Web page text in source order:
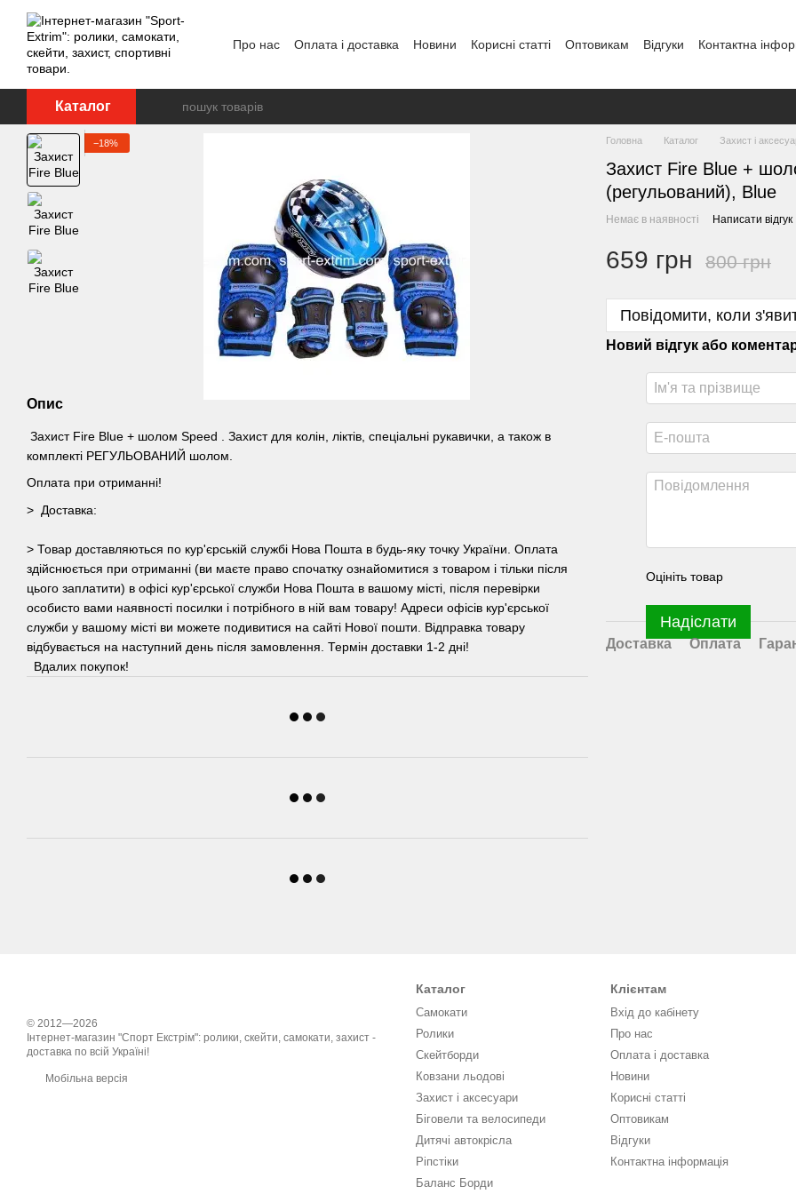
Перейти до основного контенту
Про нас Оплата і доставка Новини Кориcні статті Оптовикам Відгуки Контактна
Каталог
−18%
Опис
Захист Fire Blue + шолом Speed . Захист для колін, ліктів, спеціальні рукавички, а також в
комплекті РЕГУЛЬОВАНИЙ шолом.
Оплата при отриманні!
> Доставка:
> Товар доставляються по кур'єрській службі Нова Пошта в будь-яку точку України. Оплата
здійснюється при отриманні (ви маєте право спочатку ознайомитися з товаром і тільки після
цього заплатити) в офісі кур'єрської служби Нова Пошта в вашому місті, після перевірки
особисто вами наявності посилки і потрібного в ній вам товару! Адреси офісів кур'єрської
служби у вашому місті ви можете подивитися на сайті Нової пошти. Відправка товару
відбувається на наступний день після замовлення. Термін доставки 1-2 дні!
Вдалих покупок!
Головна Каталог Захист і
Захист Fire Blue +
(регульований), Blue
Немає в наявності Написати відгук
659 грн 800 грн
Повідомити, коли
Новий відгук або
Оцініть товар
Надіслати
Доставка Оплата
© 2012—2026
Інтернет-магазин "Спорт Екстрім": ролики, скейти, самокати, захист -
доставка по всій Україні!
Мобільна версія
Каталог
Самокати
Ролики
Скейтборди
Ковзани льодові
Захист і аксесуари
Біговели та велосипеди
Дитячі автокрісла
Ріпстіки
Баланс Борди
Клієнтам
Вхід до кабінету
Про нас
Оплата і доставка
Новини
Кориcні статті
Оптовикам
Відгуки
Контактна інформація